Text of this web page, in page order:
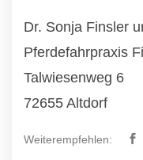
Dr. Sonja Finsler
Pferdefahrpraxis
Talwiesenweg 6
72655 Altdorf
Weiterempfehlen: